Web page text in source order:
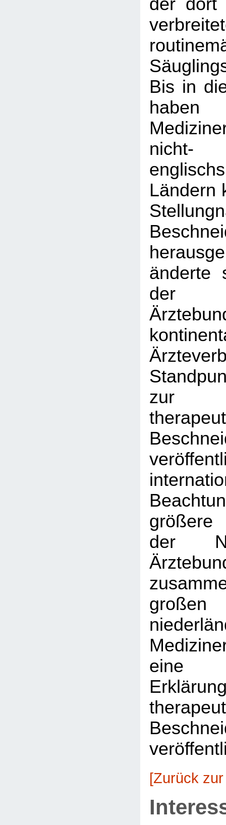
der dort
Bis in
haben
nicht-
Ländern
änderte
der
zur
größere
der
großen
eine
[Zurück